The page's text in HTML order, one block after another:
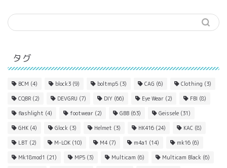
タグ
BCM (4) block3 (9) boltmp5 (3) CAG (6) Clothing (3)
CQBR (2) DEVGRU (7) DIY (66) Eye Wear (2) FBI (8)
flashlight (4) footwear (2) GBB (63) Geissele (31)
GHK (4) Glock (3) Helmet (3) HK416 (24) KAC (8)
LBT (2) M-LOK (10) M4 (7) m4a1 (14) mk16 (6)
Mk18mod1 (21) MP5 (3) Multicam (6) Multicam Black (6)